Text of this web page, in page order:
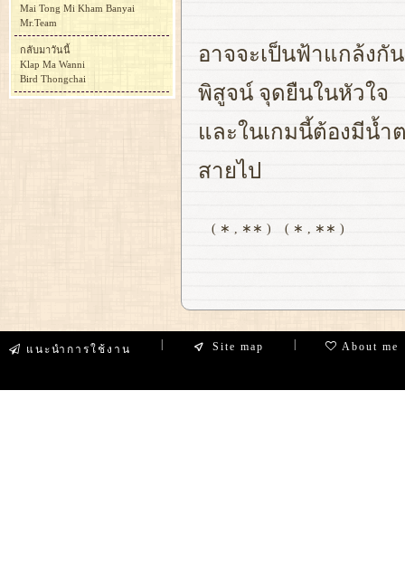
อาจจะเป็นฟ้าแกล้งกั
พิสูจน์ จุดยืนในหัวใจ
และในเกมนี้ต้องมีน้
สายไป
( ∗ , ∗∗ ) ( ∗ , ∗∗ )
Mai Tong Mi Kham Banyai
Mr.Team
กลับมาวันนี้
Klap Ma Wanni
Bird Thongchai
แนะนำการใช้งาน Site map About me